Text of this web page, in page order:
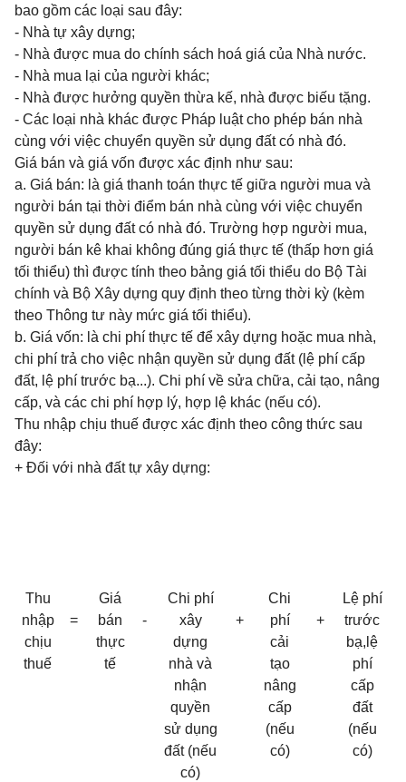
bao gồm các loại sau đây:
- Nhà tự xây dựng;
- Nhà được mua do chính sách hoá giá của Nhà nước.
- Nhà mua lại của người khác;
- Nhà được hưởng quyền thừa kế, nhà được biếu tặng.
- Các loại nhà khác được Pháp luật cho phép bán nhà
cùng với việc chuyển quyền sử dụng đất có nhà đó.
Giá bán và giá vốn được xác định như sau:
a. Giá bán: là giá thanh toán thực tế giữa người mua và
người bán tại thời điểm bán nhà cùng với việc chuyển
quyền sử dụng đất có nhà đó. Trường hợp người mua,
người bán kê khai không đúng giá thực tế (thấp hơn giá
tối thiểu) thì được tính theo bảng giá tối thiểu do Bộ Tài
chính và Bộ Xây dựng quy định theo từng thời kỳ (kèm
theo Thông tư này mức giá tối thiểu).
b. Giá vốn: là chi phí thực tế để xây dựng hoặc mua nhà,
chi phí trả cho việc nhận quyền sử dụng đất (lệ phí cấp
đất, lệ phí trước bạ...). Chi phí về sửa chữa, cải tạo, nâng
cấp, và các chi phí hợp lý, hợp lệ khác (nếu có).
Thu nhập chịu thuế được xác định theo công thức sau
đây:
+ Đối với nhà đất tự xây dựng:
Thu
nhập
chịu
thuế
=
Giá
bán
thực
tế
-
Chi phí
xây
dựng
nhà và
nhận
quyền
sử dụng
đất (nếu
có)
+
Chi
phí
cải
tạo
nâng
cấp
(nếu
có)
+
Lệ phí
trước
bạ,lệ
phí
cấp
đất
(nếu
có)